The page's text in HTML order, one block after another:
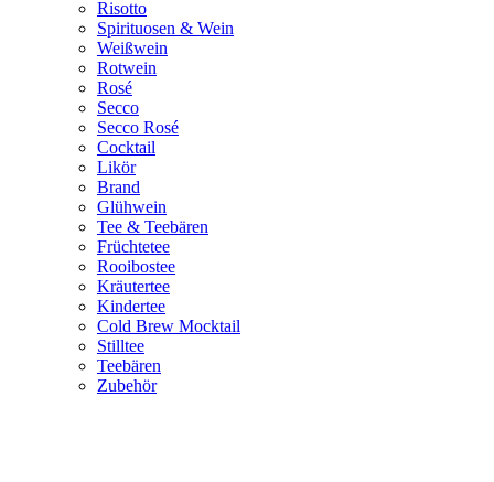
Risotto
Spirituosen & Wein
Weißwein
Rotwein
Rosé
Secco
Secco Rosé
Cocktail
Likör
Brand
Glühwein
Tee & Teebären
Früchtetee
Rooibostee
Kräutertee
Kindertee
Cold Brew Mocktail
Stilltee
Teebären
Zubehör